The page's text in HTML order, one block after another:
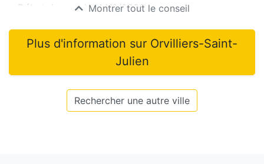
Début du mandat14/2/2026
Montrer tout le conseil
Plus d'information sur Orvilliers-Saint-
Julien
Rechercher une autre ville